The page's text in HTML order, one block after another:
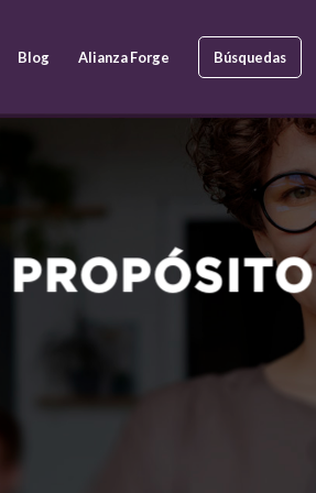
Blog Alianza Forge Búsquedas